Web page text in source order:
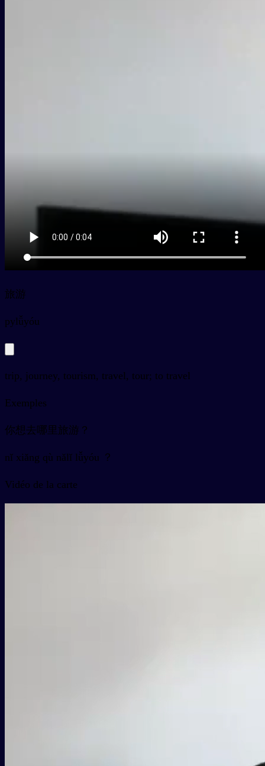
旅游
pylǚyóu
trip, journey, tourism, travel, tour; to travel
Exemples
你想去哪里旅游？
nǐ xiǎng qù nǎlǐ lǚyóu ？
Vidéo de la carte